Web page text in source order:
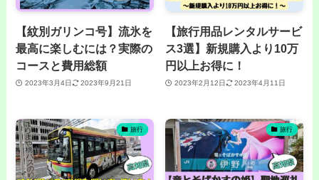
【紋別ガリンコ号】流氷を
最高に楽しむには？実際の
コースと費用総額
2023年3月4日 2023年9月21日
【旅行用品レンタルサービ
ス3選】新規購入より10万
円以上お得に！
2023年2月12日 2023年4月11日
旅行 旅行